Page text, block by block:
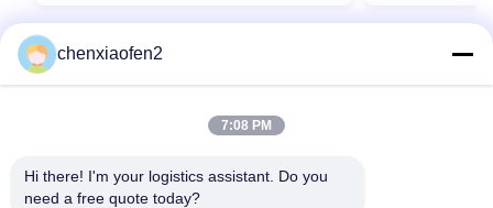
chenxiaofen2
7:08 PM
Hi there! I'm your logistics assistant. Do you
need a free quote today?